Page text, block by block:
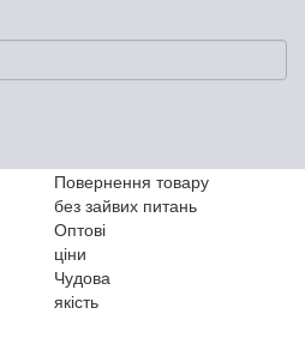
Повернення товару
без зайвих питань
Оптові
ціни
Чудова
якість